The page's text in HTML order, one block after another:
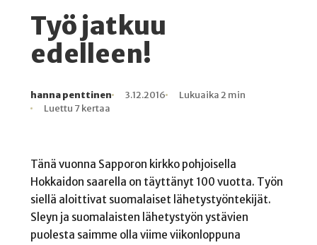
Työ jatkuu
edelleen!
Kirjoittaja
hanna penttinen
Julkaistu
3.12.2016
Lukuaika
Lukuaika 2 min
Lukukertoja
Luettu 7 kertaa
Tänä vuonna Sapporon kirkko pohjoisella
Hokkaidon saarella on täyttänyt 100 vuotta. Työn
siellä aloittivat suomalaiset lähetystyöntekijät.
Sleyn ja suomalaisten lähetystyön ystävien
puolesta saimme olla viime viikonloppuna